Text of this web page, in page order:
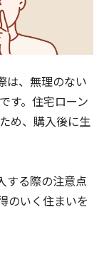
は、無理のない
す。住宅ローン
め、購入後に生
する際の注意点
のいく住まいを